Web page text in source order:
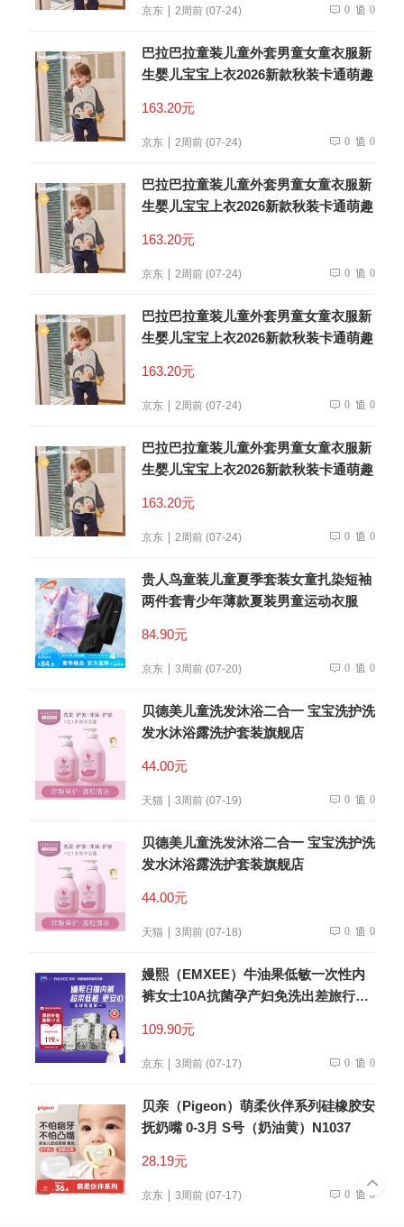
京东 2周前 (07-24) 0 0
巴拉巴拉童装儿童外套男童女童衣服新
生婴儿宝宝上衣2026新款秋装卡通萌趣
163.20元
京东 2周前 (07-24) 0 0
巴拉巴拉童装儿童外套男童女童衣服新
生婴儿宝宝上衣2026新款秋装卡通萌趣
163.20元
京东 2周前 (07-24) 0 0
巴拉巴拉童装儿童外套男童女童衣服新
生婴儿宝宝上衣2026新款秋装卡通萌趣
163.20元
京东 2周前 (07-24) 0 0
巴拉巴拉童装儿童外套男童女童衣服新
生婴儿宝宝上衣2026新款秋装卡通萌趣
163.20元
京东 2周前 (07-24) 0 0
贵人鸟童装儿童夏季套装女童扎染短袖
两件套青少年薄款夏装男童运动衣服
84.90元
京东 3周前 (07-20) 0 0
贝德美儿童洗发沐浴二合一 宝宝洗护洗
发水沐浴露洗护套装旗舰店
44.00元
天猫 3周前 (07-19) 0 0
贝德美儿童洗发沐浴二合一 宝宝洗护洗
发水沐浴露洗护套装旗舰店
44.00元
天猫 3周前 (07-18) 0 0
嫚熙（EMXEE）牛油果低敏一次性内
裤女士10A抗菌孕产妇免洗出差旅行日
109.90元
京东 3周前 (07-17) 0 0
贝亲（Pigeon）萌柔伙伴系列硅橡胶安
抚奶嘴 0-3月 S号（奶油黄）N1037
28.19元
京东 3周前 (07-17) 0 0